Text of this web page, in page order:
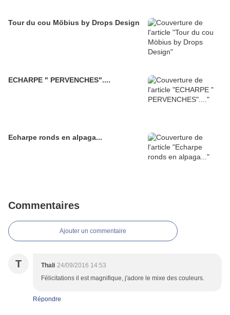
Tour du cou Möbius by Drops Design
ECHARPE " PERVENCHES"....
Echarpe ronds en alpaga...
Commentaires
Ajouter un commentaire
T Thali 24/09/2016 14:53
Félicitations il est magnifique, j'adore le mixe des couleurs.
Répondre